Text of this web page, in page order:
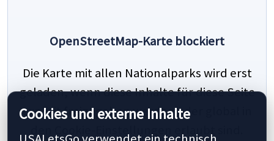
OpenStreetMap-Karte blockiert
Die Karte mit allen Nationalparks wird erst
geladen, wenn diese Inhalte für diese Seite
explizit freigegeben werden oder global in
Cookies und externe Inhalte